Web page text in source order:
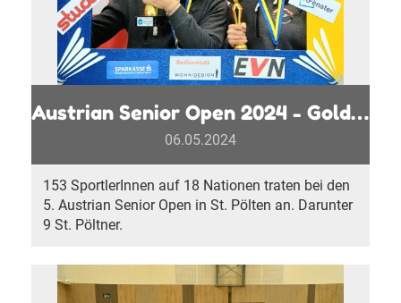
Austrian Senior Open 2024 - Gold, Silber und zweimal Bronze
06.05.2024
153 SportlerInnen auf 18 Nationen traten bei den
5. Austrian Senior Open in St. Pölten an. Darunter
9 St. Pöltner.